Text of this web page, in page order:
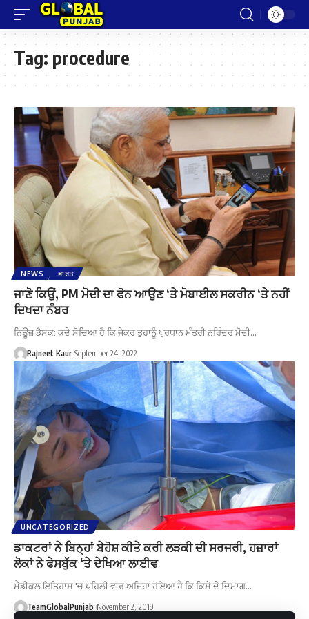
Tag: procedure
NEWS ਭਾਰਤ
ਜਾਣੋ ਕਿਉਂ, PM ਮੋਦੀ ਦਾ ਫੋਨ ਆਉਣ ‘ਤੇ ਮੋਬਾਈਲ ਸਕਰੀਨ ‘ਤੇ ਨਹੀਂ
ਦਿਖਦਾ ਨੰਬਰ
ਨਿਊਜ਼ ਡੈਸਕ: ਕਦੇ ਸੋਚਿਆ ਹੈ ਕਿ ਜੇਕਰ ਤੁਹਾਨੂੰ ਪ੍ਰਧਾਨ ਮੰਤਰੀ ਨਰਿੰਦਰ ਮੋਦੀ…
Rajneet Kaur September 24, 2022
UNCATEGORIZED
ਡਾਕਟਰਾਂ ਨੇ ਬਿਨ੍ਹਾਂ ਬੇਹੋਸ਼ ਕੀਤੇ ਕਰੀ ਲੜਕੀ ਦੀ ਸਰਜਰੀ, ਹਜ਼ਾਰਾਂ
ਲੋਕਾਂ ਨੇ ਫੇਸਬੁੱਕ ‘ਤੇ ਦੇਖਿਆ ਲਾਈਵ
ਮੈਡੀਕਲ ਇਤਿਹਾਸ 'ਚ ਪਹਿਲੀ ਵਾਰ ਅਜਿਹਾ ਹੋਇਆ ਹੈ ਕਿ ਕਿਸੇ ਦੇ ਦਿਮਾਗ…
TeamGlobalPunjab November 2, 2019